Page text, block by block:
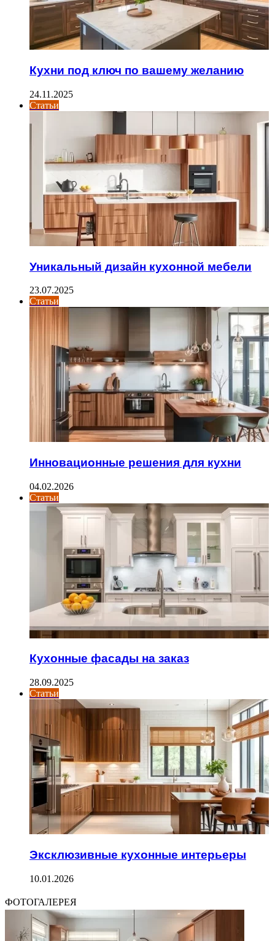
Кухни под ключ по вашему желанию
24.11.2025
Статьи
Уникальный дизайн кухонной мебели
23.07.2025
Статьи
Инновационные решения для кухни
04.02.2026
Статьи
Кухонные фасады на заказ
28.09.2025
Статьи
Эксклюзивные кухонные интерьеры
10.01.2026
ФОТОГАЛЕРЕЯ